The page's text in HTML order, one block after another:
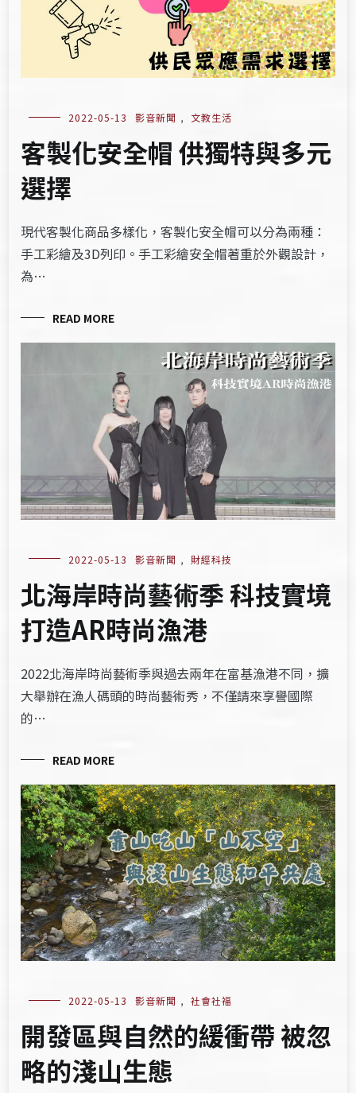
2022-05-13 影音新聞 , 文教生活
客製化安全帽 供獨特與多元
選擇
現代客製化商品多樣化，客製化安全帽可以分為兩種：
手工彩繪及3D列印。手工彩繪安全帽著重於外觀設計，
為…
READ MORE
2022-05-13 影音新聞 , 財經科技
北海岸時尚藝術季 科技實境
打造AR時尚漁港
2022北海岸時尚藝術季與過去兩年在富基漁港不同，擴
大舉辦在漁人碼頭的時尚藝術秀，不僅請來享譽國際
的…
READ MORE
2022-05-13 影音新聞 , 社會社福
開發區與自然的緩衝帶 被忽
略的淺山生態